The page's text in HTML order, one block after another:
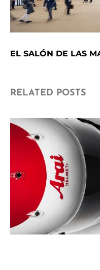
EL SALÓN DE LAS
RELATED POSTS